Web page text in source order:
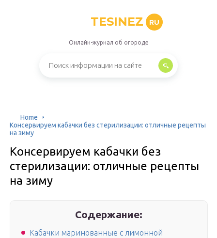
TESINEZ RU
Онлайн-журнал об огороде
Home
Консервируем кабачки без стерилизации: отличные рецепты
на зиму
Консервируем кабачки без
стерилизации: отличные рецепты
на зиму
Содержание:
Кабачки маринованные с лимонной